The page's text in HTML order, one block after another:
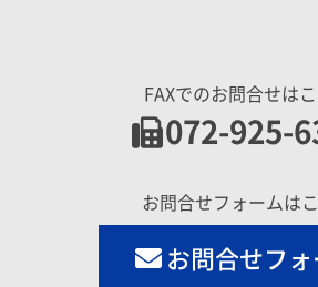
FAXでのお問合せは
072-925-
お問合せフォームは
お問合せフォ